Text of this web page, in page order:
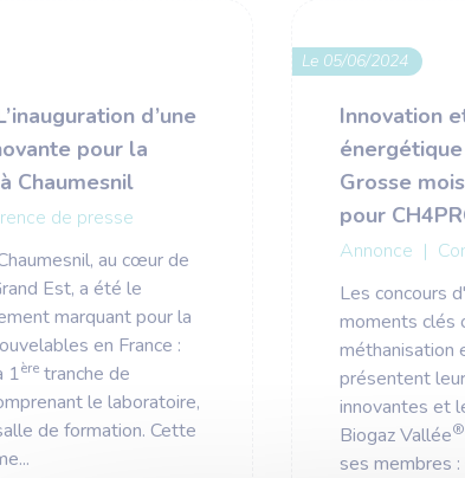
d’une
pour la
Chaumesnil
de presse
au cœur de
Est, a été le
marquant pour la
en France :
1ère tranche de
le laboratoire,
de formation. Cette
Le 05/06/2024
Innovation
Grosse
pour
Annonce |
Les concours
moments clés
méthanisation
présentent
innovantes et
Biogaz Vallée®
ses membres